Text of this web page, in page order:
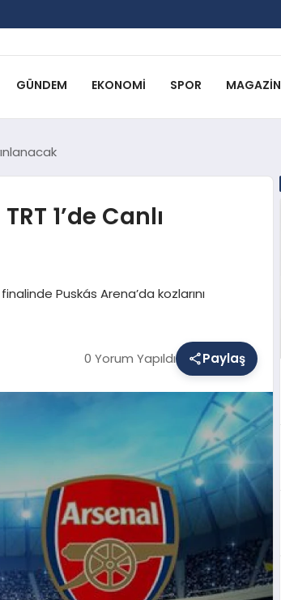
GÜNDEM EKONOMI SPOR MAGAZIN
1’de Canlı
Puskás Arena’da kozlarını
0 Yorum Yapıldı Paylaş